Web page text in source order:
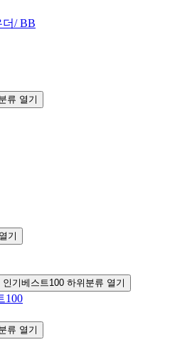
/ BB
류 열기
기
인기베스트100 하위분류 열기
100
류 열기